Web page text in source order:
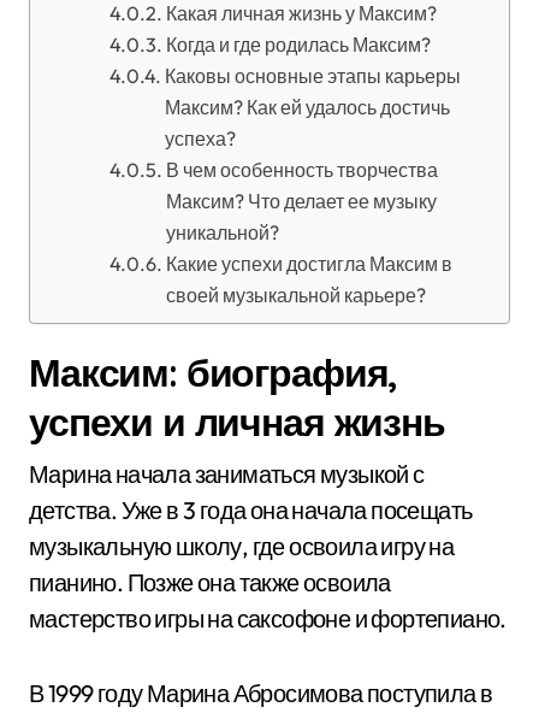
Какая личная жизнь у Максим?
Когда и где родилась Максим?
Каковы основные этапы карьеры
Максим? Как ей удалось достичь
успеха?
В чем особенность творчества
Максим? Что делает ее музыку
уникальной?
Какие успехи достигла Максим в
своей музыкальной карьере?
Максим: биография,
успехи и личная жизнь
Марина начала заниматься музыкой с
детства. Уже в 3 года она начала посещать
музыкальную школу, где освоила игру на
пианино. Позже она также освоила
мастерство игры на саксофоне и фортепиано.
В 1999 году Марина Абросимова поступила в